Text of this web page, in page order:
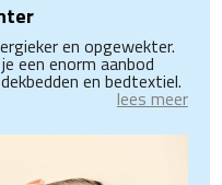
en opgewekter.
een enorm aanbod
en bedtextiel.
lees meer